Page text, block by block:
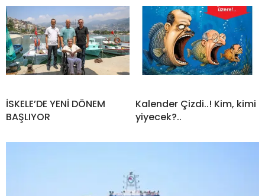
İSKELE’DE YENİ DÖNEM
BAŞLIYOR
Kalender Çizdi..! Kim, kimi
yiyecek?..